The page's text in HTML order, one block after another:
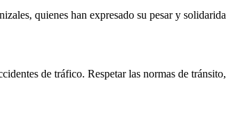
quienes han expresado su pesar y
de tráfico. Respetar las normas de